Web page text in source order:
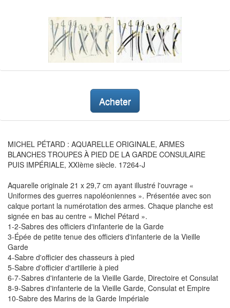
Acheter
MICHEL PÉTARD : AQUARELLE ORIGINALE, ARMES
BLANCHES TROUPES À PIED DE LA GARDE CONSULAIRE
PUIS IMPÉRIALE, XXIème siècle. 17264-J
Aquarelle originale 21 x 29,7 cm ayant illustré l'ouvrage «
Uniformes des guerres napoléoniennes ». Présentée avec son
calque portant la numérotation des armes. Chaque planche est
signée en bas au centre « Michel Pétard ».
1-2-Sabres des officiers d'infanterie de la Garde
3-Épée de petite tenue des officiers d'infanterie de la Vieille
Garde
4-Sabre d'officier des chasseurs à pied
5-Sabre d'officier d'artillerie à pied
6-7-Sabres d'infanterie de la Vieille Garde, Directoire et Consulat
8-9-Sabres d'infanterie de la Vieille Garde, Consulat et Empire
10-Sabre des Marins de la Garde Impériale